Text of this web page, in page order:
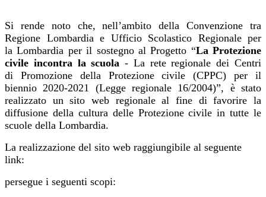
Si rende noto che, nell’ambito della Convenzione tra
Regione Lombardia e Ufficio Scolastico Regionale per
laLombardia per il sostegno al Progetto “La Protezione
civile incontra la scuola - La rete regionale dei Centri
di Promozione della Protezione civile (CPPC) per il
biennio 2020-2021 (Legge regionale 16/2004)”, è stato
realizzato unsito web regionale al fine di favorire la
diffusione della cultura delle Protezione civile in tutte le
scuole della Lombardia.
La realizzazione del sito web raggiungibile al seguente
link:
persegue i seguenti scopi: